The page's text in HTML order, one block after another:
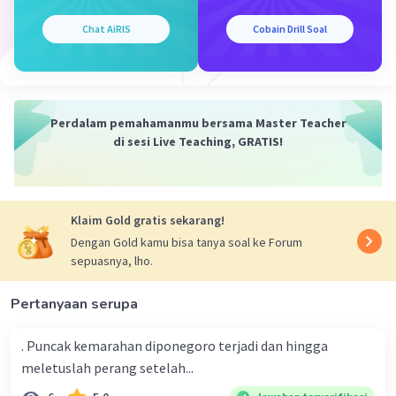
lampau. Masyarakat di kedua kerajaan ini banyak terlibat
dalam kegiatan perdagangan rempah-rempah seperti
cengkih, lada, dan pala. Selain itu, kerajaan Ternate dan
Iklan
Erwin A Community Level 67
08 November 2023 00:33
3. Bagaimana pengaruh kebudayaan Islam
dalam bidang seni sastra di Indonesia?
Pengaruh kebudayaan Islam dalam bidang seni
Chat AiRIS Cobain Drill Soal
Perdalam pemahamanmu bersama Master Teacher
di sesi Live Teaching, GRATIS!
Klaim Gold gratis sekarang!
Dengan Gold kamu bisa tanya soal ke Forum
sepuasnya, lho.
Pertanyaan serupa
. Puncak kemarahan diponegoro terjadi dan hingga
meletuslah perang setelah...